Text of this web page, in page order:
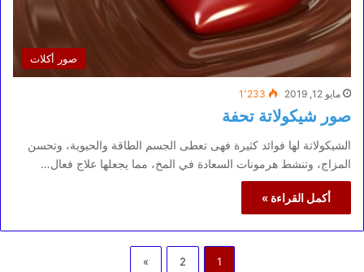
صور أكلات
مايو 12, 2019 1٬233
صور شيكولاتة تحفة
الشيكولاتة لها فوائد كثيرة فهى تعطى الجسم الطاقة والحيوية، وتحسن
المزاج، وتنشط هرمونات السعادة في المخ، مما يجعلها علاج فعال…
أكمل القراءة »
1
2
»